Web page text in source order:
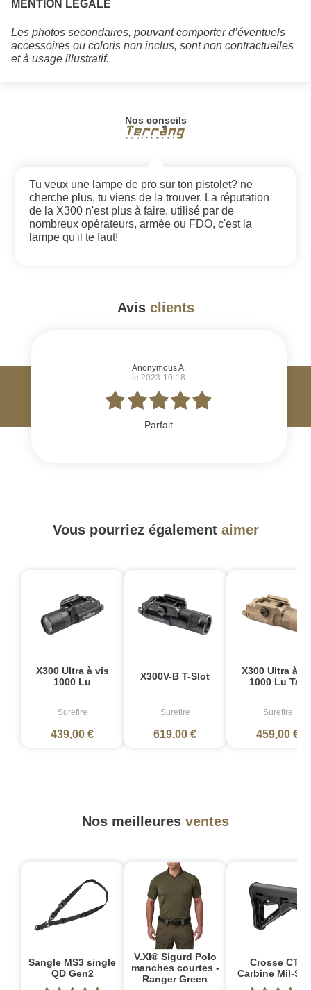
MENTION LÉGALE
Les photos secondaires, pouvant comporter d’éventuels
accessoires ou coloris non inclus, sont non contractuelles
et à usage illustratif.
Nos conseils
Tu veux une lampe de pro sur ton pistolet? ne
cherche plus, tu viens de la trouver. La réputation
de la X300 n'est plus à faire, utilisé par de
nombreux opérateurs, armée ou FDO, c'est la
lampe qu'il te faut!
Avis clients
Anonymous A.
le 2023-10-18
Parfait
Vous pourriez également aimer
X300 Ultra à vis
1000 Lu
Surefire
439,00 €
X300V-B T-Slot
Surefire
619,00 €
X300 Ultra à
1000 Lu Tan
Surefire
459,00 €
Nos meilleures ventes
Sangle MS3 single
QD Gen2
V.XI® Sigurd Polo
manches courtes -
Ranger Green
Crosse CTR
Carbine Mil-